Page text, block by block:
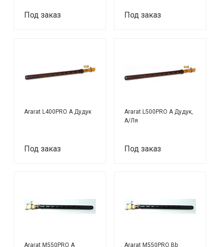
Под заказ Под заказ
Ararat L400PRO А Дудук
Под заказ
Ararat L500PRO A Дудук,
A/Ля
Под заказ
Ararat M550PRO А
Ararat M550PRO Bb